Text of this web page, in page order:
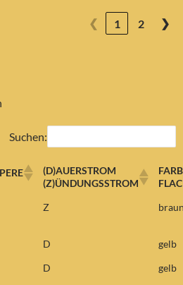
❮ 1 2 ❯
Suchen:
(D)AUERSTROM
(Z)ÜNDUNGSSTROM
Z
D
gelb
D
gelb